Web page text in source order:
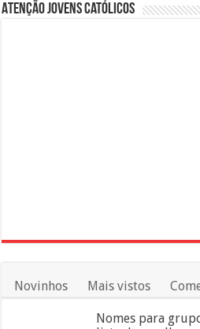
Atenção Jovens Católicos
Novinhos Mais vistos
Nomes para